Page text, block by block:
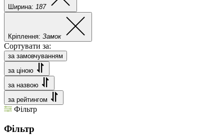
Ширина: 187
Кріплення: Замок
Сортувати за:
за замовчуванням
за ціною
за назвою
за рейтингом
Фільтр
Фільтр